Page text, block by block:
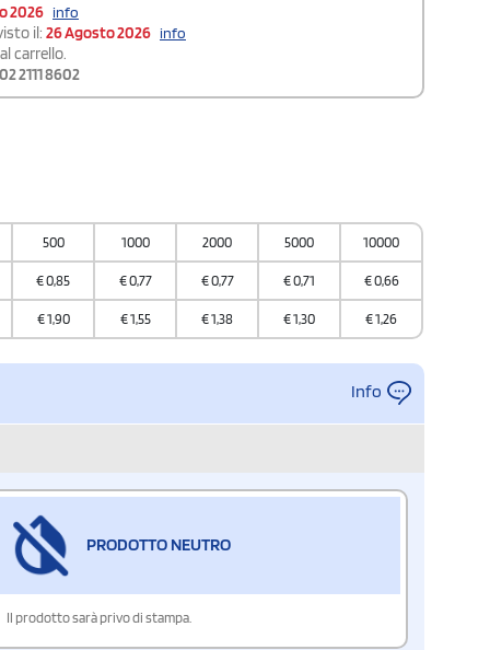
2026 info
il: 26 Agosto 2026 info
carrello.
02 2111 8602
500 1000 2000 5000 10000
€0,85 €0,77 €0,77 €0,71 €0,66
€1,90 €1,55 €1,38 €1,30 €1,26
Info
PRODOTTO NEUTRO
Il prodotto sarà privo di stampa.